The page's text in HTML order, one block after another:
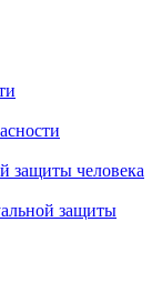
защиты человека
защиты